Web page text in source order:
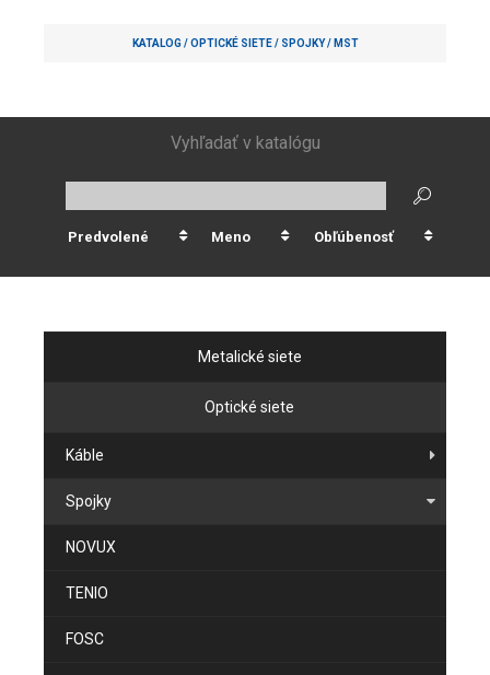
KATALOG /OPTICKÉ SIETE/ SPOJKY/ MST
Vyhľadať v katalógu
Predvolené Meno Obľúbenosť
Metalické siete
Optické siete
Káble
Spojky
NOVUX
TENIO
FOSC